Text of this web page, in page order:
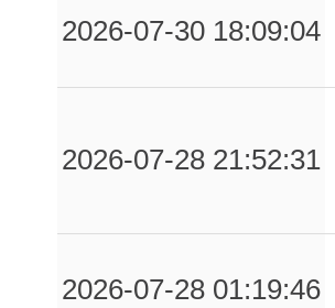
2026-07-30 18:09:04
2026-07-28 21:52:31
2026-07-28 01:19:46